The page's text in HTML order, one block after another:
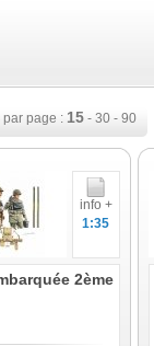
par page : 15- 30- 90
info +
1:35
2ème